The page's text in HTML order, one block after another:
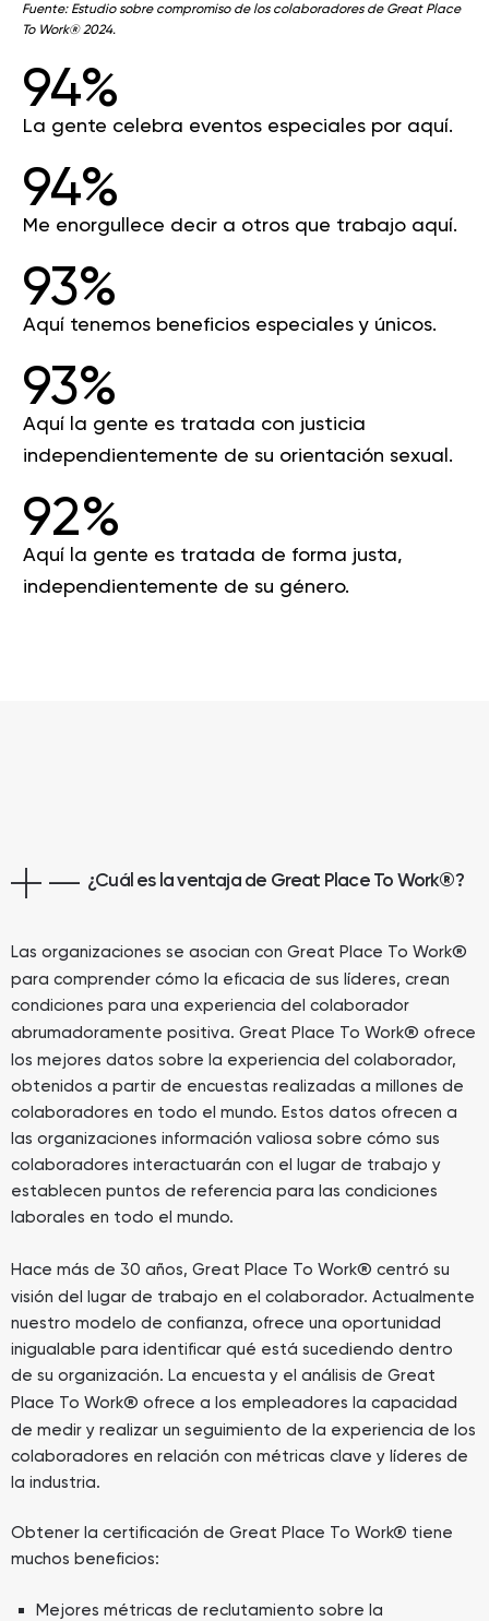
Fuente: Estudio sobre compromiso de los colaboradores de Great Place
To Work® 2024.
94%
La gente celebra eventos especiales por aquí.
94%
Me enorgullece decir a otros que trabajo aquí.
93%
Aquí tenemos beneficios especiales y únicos.
93%
Aquí la gente es tratada con justicia
independientemente de su orientación sexual.
92%
Aquí la gente es tratada de forma justa,
independientemente de su género.
¿Cuál es la ventaja de Great Place To Work®?
Las organizaciones se asocian con Great Place To Work®
para comprender cómo la eficacia de sus líderes, crean
condiciones para una experiencia del colaborador
abrumadoramente positiva. Great Place To Work® ofrece
los mejores datos sobre la experiencia del colaborador,
obtenidos a partir de encuestas realizadas a millones de
colaboradores en todo el mundo. Estos datos ofrecen a
las organizaciones información valiosa sobre cómo sus
colaboradores interactuarán con el lugar de trabajo y
establecen puntos de referencia para las condiciones
laborales en todo el mundo.
Hace más de 30 años, Great Place To Work® centró su
visión del lugar de trabajo en el colaborador. Actualmente
nuestro modelo de confianza, ofrece una oportunidad
inigualable para identificar qué está sucediendo dentro
de su organización. La encuesta y el análisis de Great
Place To Work® ofrece a los empleadores la capacidad
de medir y realizar un seguimiento de la experiencia de los
colaboradores en relación con métricas clave y líderes de
la industria.
Obtener la certificación de Great Place To Work® tiene
muchos beneficios:
Mejores métricas de reclutamiento sobre la